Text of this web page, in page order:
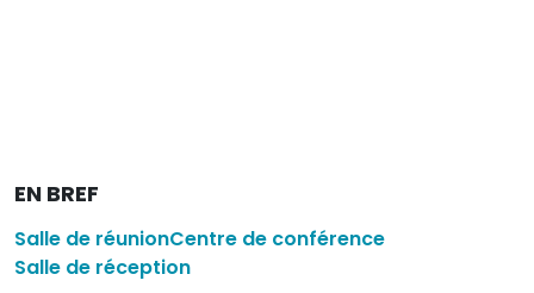
EN BREF
Salle de réunionCentre de conférence
Salle de réception